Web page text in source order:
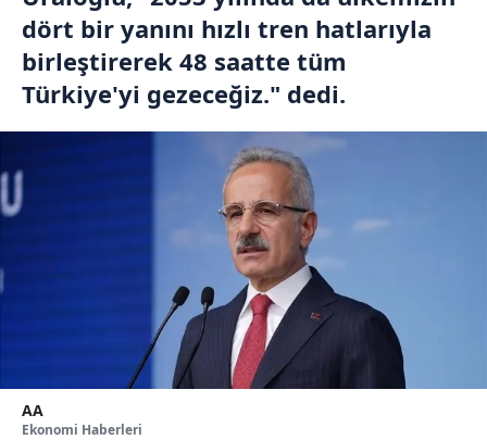
dört bir yanını hızlı tren hatlarıyla
birleştirerek 48 saatte tüm
Türkiye'yi gezeceğiz." dedi.
AA
Ekonomi Haberleri